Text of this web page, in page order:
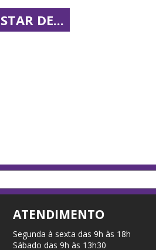
DE...
ATENDIMENTO
Segunda à sexta das 9h às 18h
Sábado das 9h às 13h30